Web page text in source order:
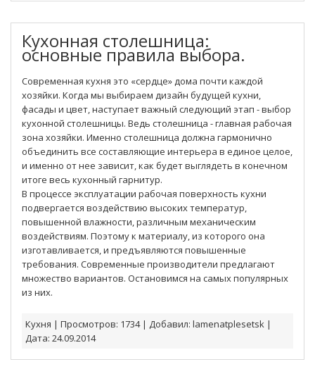
Кухонная столешница:
основные правила выбора.
Современная кухня это «сердце» дома почти каждой
хозяйки. Когда мы выбираем дизайн будущей кухни,
фасады и цвет, наступает важный следующий этап - выбор
кухонной столешницы. Ведь столешница - главная рабочая
зона хозяйки. Именно столешница должна гармонично
объединить все составляющие интерьера в единое целое,
и именно от нее зависит, как будет выглядеть в конечном
итоге весь кухонный гарнитур.
В процессе эксплуатации рабочая поверхность кухни
подвергается воздействию высоких температур,
повышенной влажности, различным механическим
воздействиям. Поэтому к материалу, из которого она
изготавливается, и предъявляются повышенные
требования. Современные производители предлагают
множество вариантов. Остановимся на самых популярных
из них.
Кухня | Просмотров: 1734| Добавил: lamenatplesetsk |
Дата: 24.09.2014